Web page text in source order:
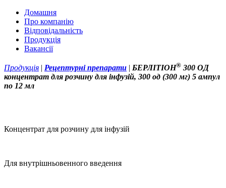
Домашня
Про компанію
Відповідальність
Продукція
Вакансії
Продукція | Рецептурні препарати | БЕРЛІТІОН® 300 ОД
концентрат для розчину для інфузій, 300 од (300 мг) 5 ампул
по 12 мл
Концентрат для розчину для інфузій
Для внутрішньовенного введення